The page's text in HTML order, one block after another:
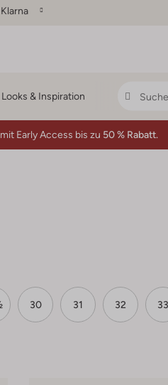
Looks & Inspiration
Early Access bis zu 50 % Rabatt.
30 31 32 33